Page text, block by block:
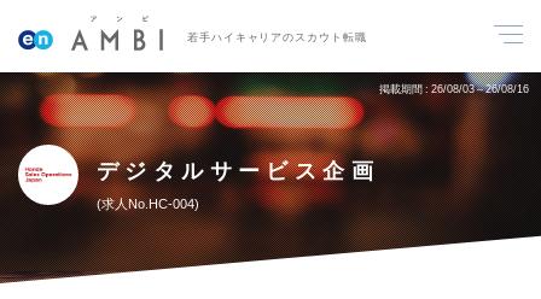
若手ハイキャリアのスカウト転職
掲載期間 26/08/03～26/08/16
デジタルサービス企画
求人No.HC-004